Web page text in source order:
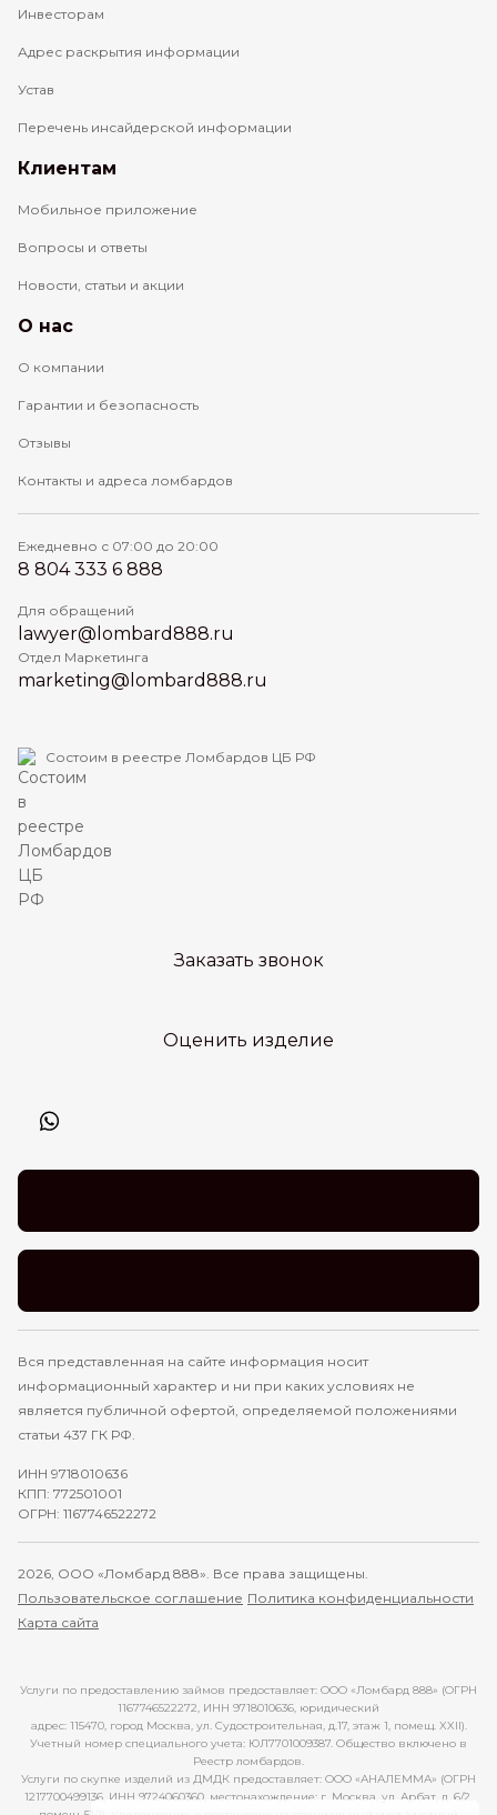
Инвесторам
Адрес раскрытия информации
Устав
Перечень инсайдерской информации
Клиентам
Мобильное приложение
Вопросы и ответы
Новости, статьи и акции
О нас
О компании
Гарантии и безопасность
Отзывы
Контакты и адреса ломбардов
Ежедневно с 07:00 до 20:00
8 804 333 6 888
Для обращений
lawyer@lombard888.ru
Отдел Маркетинга
marketing@lombard888.ru
Состоим в реестре Ломбардов ЦБ РФ
Заказать звонок
Оценить изделие
Вся представленная на сайте информация носит
информационный характер и ни при каких условиях не
является публичной офертой, определяемой положениями
статьи 437 ГК РФ.
ИНН 9718010636
КПП: 772501001
ОГРН: 1167746522272
2026, ООО «Ломбард 888». Все права защищены.
Пользовательское соглашение Политика конфиденциальности
Карта сайта
Услуги по предоставлению займов предоставляет: ООО «Ломбард 888» (ОГРН
1167746522272, ИНН 9718010636, юридический
адрес: 115470, город Москва, ул. Судостроительная, д.17, этаж 1, помещ. XXII).
Учетный номер специального учета: ЮЛ7701009387. Общество включено в
Реестр ломбардов.
Услуги по скупке изделий из ДМДК предоставляет: ООО «АНАЛЕММА» (ОГРН
1217700499136, ИНН 9724060360, местонахождение: г. Москва, ул. Арбат, д. 6/2,